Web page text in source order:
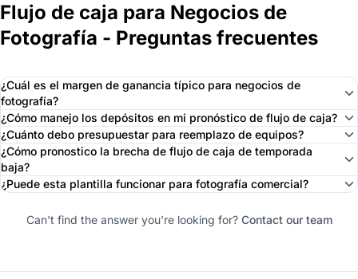
Flujo de caja para Negocios de
Fotografía - Preguntas frecuentes
¿Cuál es el margen de ganancia típico para negocios de
fotografía?
¿Cómo manejo los depósitos en mi pronóstico de flujo de caja?
¿Cuánto debo presupuestar para reemplazo de equipos?
¿Cómo pronostico la brecha de flujo de caja de temporada
baja?
¿Puede esta plantilla funcionar para fotografía comercial?
Can't find the answer you're looking for? Contact our team